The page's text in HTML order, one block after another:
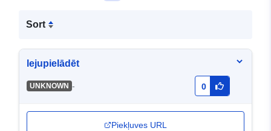
Sort
lejupielādēt
UNKNOWN - 0
Piekļuves URL